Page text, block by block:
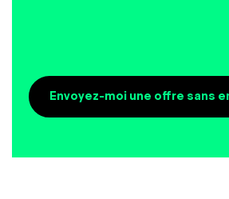
Envoyez-moi une offre sans